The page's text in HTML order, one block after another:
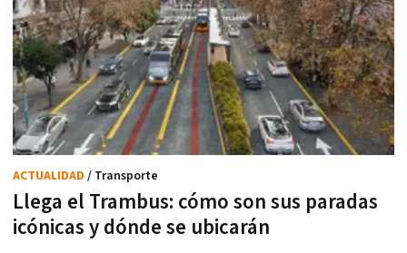
Llega el Trambus: cómo son sus paradas
icónicas y dónde se ubicarán
ACTUALIDAD / Transporte